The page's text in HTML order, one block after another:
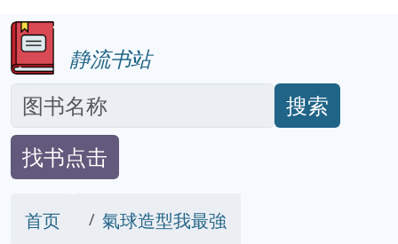
静流书站
搜索
找书点击
首页 氣球造型我最強